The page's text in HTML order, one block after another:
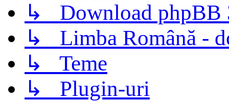
↳ Download phpBB
↳ Limba Română -
↳ Teme
↳ Plugin-uri